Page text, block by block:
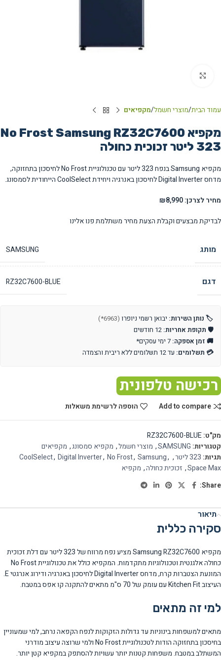
עמוד הבית מוצרי חשמל מקפיאים
מקפיא No Frost Samsung RZ32C7600
מקפיא Samsung בנפח 323 ליטר עם טכנולוגיית No Frost לחיסכון בתחזוקה,
מדחס Digital Inverter לחיסכון באנרגיה ויחידת CoolSelect הייחודית לסמסונג.
מחיר לצרכן: ₪8,990
לבדיקת מבצעים וקבלת הצעת מחיר משתלמת פנו אלינו
מותג SAMSUNG
דגם RZ32C7600-BLUE
🏷️ נותן השירות: יבואן רשמי ניופרו (6963*)
🛡️ תקופת אחריות:
🚚 זמן אספקה:
💳 תשלומים: עד 12 תשלומים ללא ריבית והצמדה
רכישה טלפונית
Add to compare הוספה לרשימת משאלות
מק"ט:RZ32C7600-BLUE
קטגוריות: SAMSUNG
, מוצרי חשמל, מקפיא סמסונג, מקפיאים
תגיות: 323 ליטר ,
CoolSelect, Digital Inverter, No Frost, Samsung,
Space Max
, זכוכית כחולה, מקפיא
Share:
תיאור
סקירה כללית
מקפיא Samsung RZ32C7600 מציע נפח מרווח של 323 ליטר עם דלת זכוכית
כחולה אלגנטית וטכנולוגיות מתקדמות. המקפיא כולל את טכנולוגיית No Frost
המונעת הצטברות קרח, מדחס Digital Inverter לחיסכון באנרגיה ודירוג אנרגטי E.
העיצוב Kitchen Fit עם עומק של 70 ס"מ מתאים להתקנה קו אפס במטבח.
למי זה מתאים
מתאים למשפחות בינוניות עד גדולות הזקוקות לנפח הקפאה נרחב, למי שמעוניין
בחיסכון בתחזוקה הודות לטכנולוגיית No Frost ולמי שרוצה עיצוב מודרני
המשתלב במטבח. משפחות קטנות יותר עשויות להסתפק במקפיא קטן יותר.